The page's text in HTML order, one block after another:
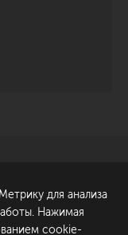
проект
для анализа
Нажимая
cookie-